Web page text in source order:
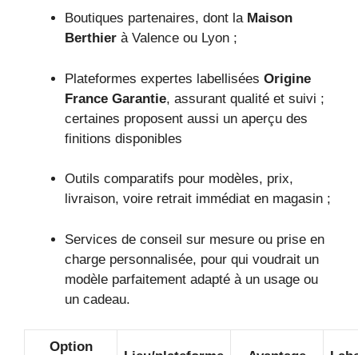
Boutiques partenaires, dont la Maison
Berthier à Valence ou Lyon ;
Plateformes expertes labellisées Origine
France Garantie, assurant qualité et suivi ;
certaines proposent aussi un aperçu des
finitions disponibles
Outils comparatifs pour modèles, prix,
livraison, voire retrait immédiat en magasin ;
Services de conseil sur mesure ou prise en
charge personnalisée, pour qui voudrait un
modèle parfaitement adapté à un usage ou
un cadeau.
Option